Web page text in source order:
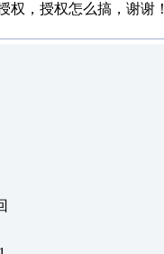
权，授权怎么搞，谢谢！